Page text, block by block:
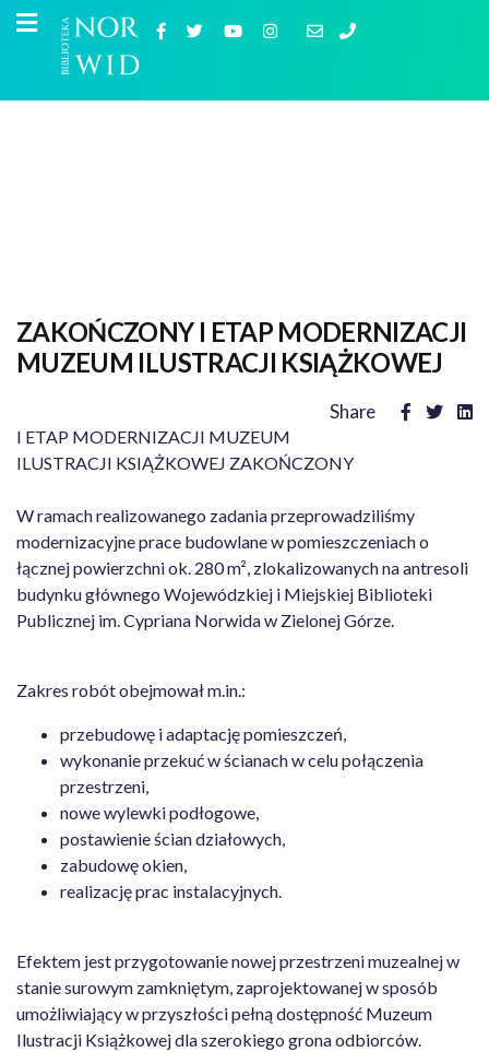
ZAKOŃCZONY I ETAP MODERNIZACJI
MUZEUM ILUSTRACJI KSIĄŻKOWEJ
Share
I ETAP MODERNIZACJI MUZEUM
ILUSTRACJI KSIĄŻKOWEJ ZAKOŃCZONY
W ramach realizowanego zadania przeprowadziliśmy
modernizacyjne prace budowlane w pomieszczeniach o
łącznej powierzchni ok. 280 m², zlokalizowanych na antresoli
budynku głównego Wojewódzkiej i Miejskiej Biblioteki
Publicznej im. Cypriana Norwida w Zielonej Górze.
Zakres robót obejmował m.in.:
przebudowę i adaptację pomieszczeń,
wykonanie przekuć w ścianach w celu połączenia
przestrzeni,
nowe wylewki podłogowe,
postawienie ścian działowych,
zabudowę okien,
realizację prac instalacyjnych.
Efektem jest przygotowanie nowej przestrzeni muzealnej w
stanie surowym zamkniętym, zaprojektowanej w sposób
umożliwiający w przyszłości pełną dostępność Muzeum
Ilustracji Książkowej dla szerokiego grona odbiorców.